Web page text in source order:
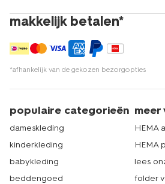
makkelijk betalen*
*afhankelijk van de gekozen bezorgopties
populaire categorieën
dameskleding
kinderkleding
babykleding
beddengoed
meer
HEMA
HEMA
lees
folder